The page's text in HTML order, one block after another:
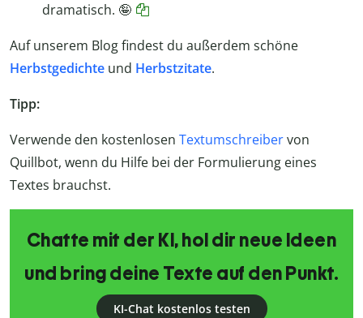
dramatisch. 🤪
Auf unserem Blog findest du außerdem schöne
Herbstgedichte und Herbstzitate.
Tipp:
Verwende den kostenlosen Textumschreibervon
Quillbot, wenn du Hilfe bei der Formulierung eines
Textes brauchst.
Chatte mit der KI, hol dir neue Ideen
und bring deine Texte auf den Punkt.
KI-Chat kostenlos testen